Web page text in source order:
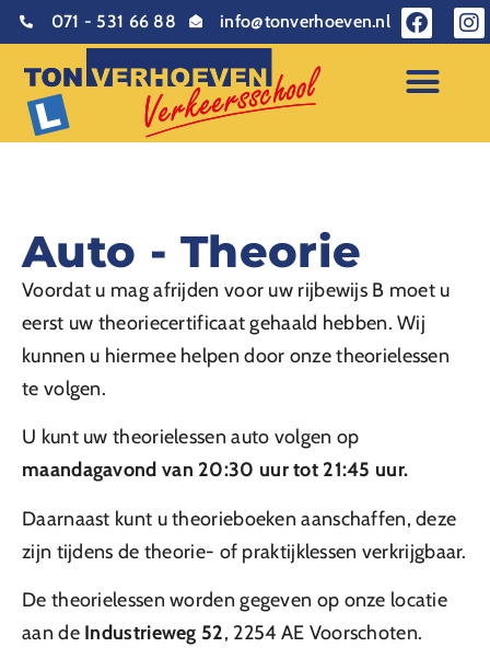
071 - 531 66 88 info@tonverhoeven.nl
Auto - Theorie
Voordat u mag afrijden voor uw rijbewijs B moet u
eerst uw theoriecertificaat gehaald hebben. Wij
kunnen u hiermee helpen door onze theorielessen
te volgen.
U kunt uw theorielessen auto volgen op
maandagavond van 20:30 uur tot 21:45 uur.
Daarnaast kunt u theorieboeken aanschaffen, deze
zijn tijdens de theorie- of praktijklessen verkrijgbaar.
De theorielessen worden gegeven op onze locatie
aan de Industrieweg 52, 2254 AE Voorschoten.